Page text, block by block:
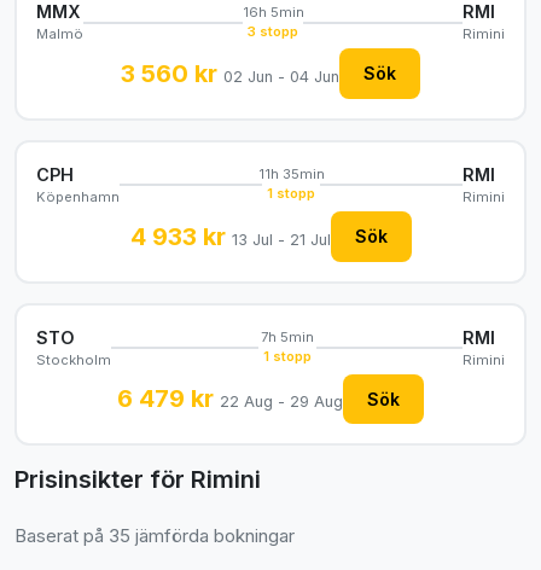
MMX
Malmö
16h 5min
3 stopp
RMI
Rimini
3 560 kr 02 Jun - 04 Jun Sök
CPH
Köpenhamn
11h 35min
1 stopp
RMI
Rimini
4 933 kr 13 Jul - 21 Jul Sök
STO
Stockholm
7h 5min
1 stopp
RMI
Rimini
6 479 kr 22 Aug - 29 Aug Sök
Prisinsikter för Rimini
Baserat på 35 jämförda bokningar